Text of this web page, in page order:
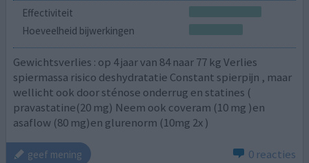
Effectiviteit
Hoeveelheid bijwerkingen
Gewichtsverlies : op 4 jaar van 84 naar 77 kg Verlies
spiermassa risico deshydratatie Constant spierpijn , maar
wellicht ook door sténose onderrug en statines (
pravastatine(20 mg) Neem ook coveram (10 mg )en
asaflow (80 mg)en glurenorm (10mg 2x )
geef mening 0 reacties